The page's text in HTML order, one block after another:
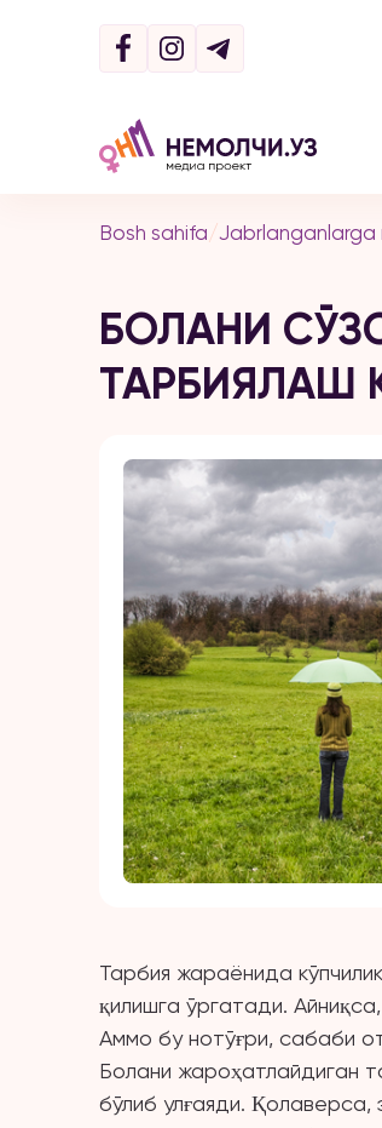
Bosh sahifa/Jabrlanganlarga
БОЛАНИ
ТАРБИЯЛАШ
Тарбия жараёнида
қилишга ўргатади.
Аммо бу нотўғри, сабаби
Болани жароҳатлайдиган
бўлиб улғаяди.